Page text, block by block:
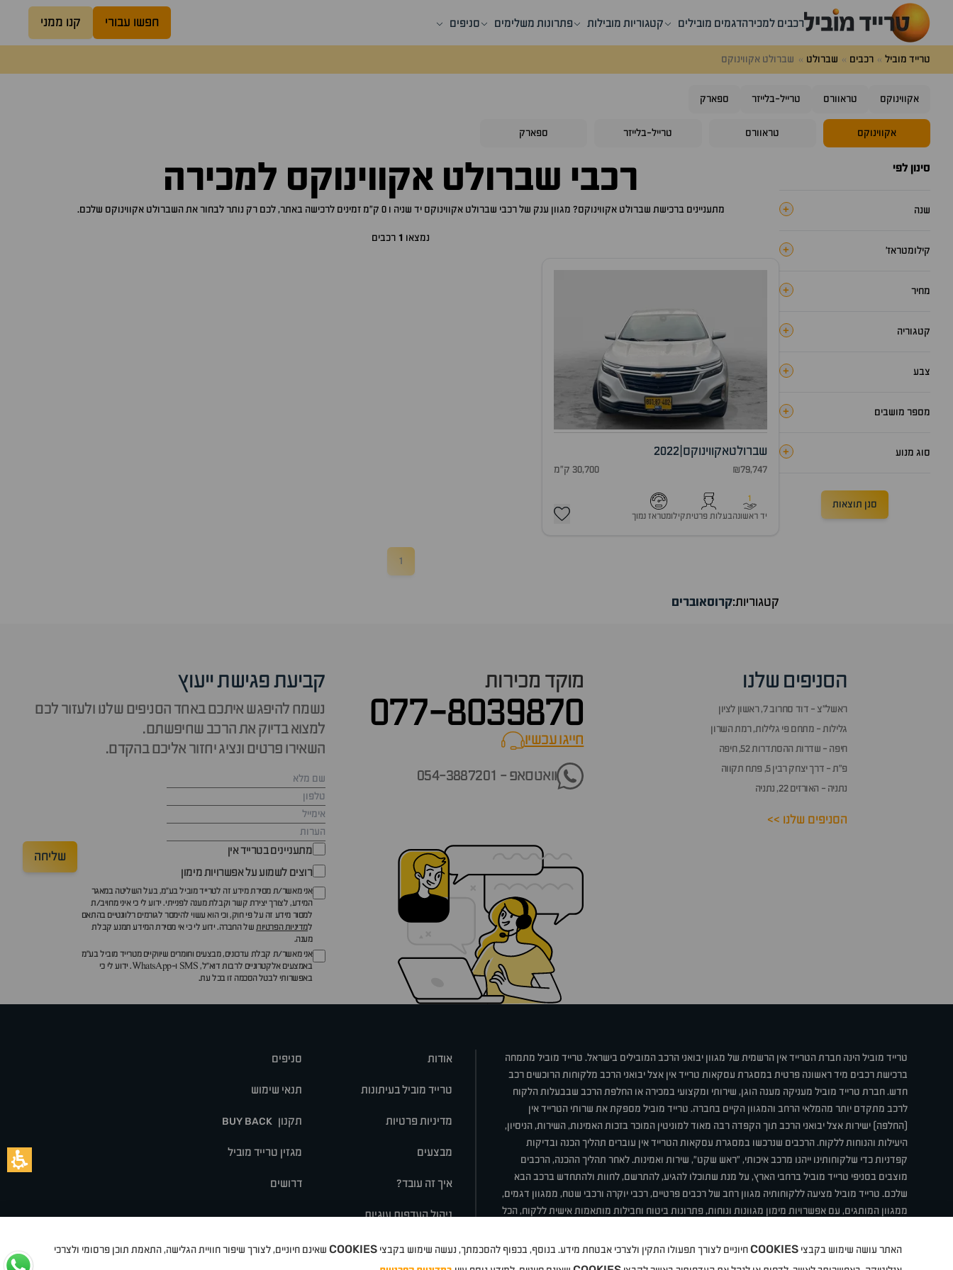
רכבים למכירהדגמים מובילים קטגוריות מובילות פתרונות משלימים סניפים חפשו עבורי קנו ממני
טרייד מוביל רכבים שברולט שברולט אקווינוקס
אקווינוקס טראוורס טרייל-בלייזר ספארק
אקווינוקס טראוורס טרייל-בלייזר ספארק
סינון לפי
שנה +
קילומטראז׳ +
מחיר +
קטגוריה +
צבע +
מספר מושבים +
סוג מנוע +
סנן תוצאות
רכבי שברולט אקווינוקס למכירה
מתעניינים ברכישת שברולט אקווינוקס? מגוון ענק של רכבי שברולט אקווינוקס יד שניה ו 0 ק"מ זמינים לרכישה באתר, לכם רק נותר לבחור את ה שברולט אקווינוקס שלכם.
נמצאו 1 רכבים
שברולטאקווינוקס |
2022
₪79,747 30,700 ק"מ
1
יד ראשונהבעלות פרטיתקילומטראז נמוך
1
קטגוריות:קרוסאוברים
הסניפים שלנו
ראשל״צ - דוד סחרוב 7, ראשון לציון
גלילות - מתחם פי גלילות, רמת השרון
חיפה - שדרות ההסתדרות 52, חיפה
פ״ת - דרך יצחק רבין 5, פתח תקווה
נתניה - האורזים 22, נתניה
הסניפים שלנו >>
מוקד מכירות
077-8039870
חייגו עכשיוcall now
וואטסאפ - 054-3887201
קביעת פגישת ייעוץ
נשמח להיפגש איתכם באחד הסניפים שלנו ולעזור לכם
למצוא בדיוק את הרכב שחיפשתם.
השאירו פרטים ונציג יחזור אליכם בהקדם.
מתעניינים בטרייד אין
רוצים לשמוע על אפשרויות מימון
אני מאשר/ת מסירת מידע זה לטרייד מוביל בע"מ, בעל השליטה במאגר
המידע, לצורך יצירת קשר וקבלת מענה לפנייתי. ידוע לי כי איני מחויב/ת
למסור מידע זה על פי חוק, וכי הוא עשוי להימסר לגורמים רלוונטיים בהתאם
למדיניות הפרטיותשל החברה. ידוע לי כי אי מסירת המידע תמנע קבלת
מענה.
אני מאשר/ת קבלת עדכונים, מבצעים וחומרים שיווקיים מטרייד מוביל בע"מ
באמצעים אלקטרוניים לרבות דוא״ל, SMS ו-WhatsApp. ידוע לי כי
באפשרותי לבטל הסכמה זו בכל עת.
שליחה
טרייד מוביל הינה חברת הטרייד אין הרשמית של מגוון יבואני הרכב המובילים בישראל. טרייד מוביל מתמחה
ברכישת רכבים מיד ראשונה פרטית במסגרת עסקאות טרייד אין אצל יבואני הרכב מלקוחות הרוכשים רכב
חדש. חברת טרייד מוביל מעניקה מענה הוגן, שירותי ומקצועי במכירה או החלפת הרכב שבבעלות הלקוח
לרכב מתקדם יותר מהמלאי הרחב והמגוון הקיים בחברה. טרייד מוביל מספקת את שרותי הטרייד אין
(החלפה) ישירות אצל יבואני הרכב תוך הקפדה רבה מאוד למוניטין המוכר בזכות האמינות, השירות, הניסיון,
היעילות והנוחות ללקוח. הרכבים שנרכשו במסגרת עסקאות הטרייד אין עוברים תהליך הכנה ובדיקות
קפדניות כדי שלקוחותינו ייהנו מרכב איכותי, "ראש שקט", שירות ואמינות. לאחר תהליך ההכנה, הרכבים
מוצבים בסניפי טרייד מוביל ברחבי הארץ, על מנת שתוכלו להגיע, להתרשם, לחוות ולהתחדש ברכב הבא
שלכם. טרייד מוביל מציעה ללקוחותיה מגוון רחב של רכבים פרטיים, רכבי יוקרה ורכבי שטח, ממגוון דגמים,
ממגוון המותגים, עם אפשרויות מימון מגוונות ונוחות, פתרונות ביטוח וחבילות מותאמות אישית ללקוח, הכל
אודות סניפים
טרייד מוביל בעיתונות תנאי שימוש
מדיניות פרטיות תקנון BUY BACK
מבצעים מגזין טרייד מוביל
איך זה עובד? דרושים
ניהול העדפות עוגיות
האתר עושה שימוש בקבצי COOKIESחיוניים לצורך תפעולו התקין ולצרכי אבטחת מידע. בנוסף, בכפוף להסכמתך, נעשה שימוש בקבצי COOKIES שאינם חיוניים, לצורך שיפור חוויית הגלישה, התאמת תוכן פרסומי ולצרכי